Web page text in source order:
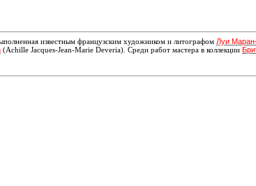
известным французским художником и литографом Луи
(Achille Jacques-Jean-Marie Deveria) . Среди работ мастера в коллекции